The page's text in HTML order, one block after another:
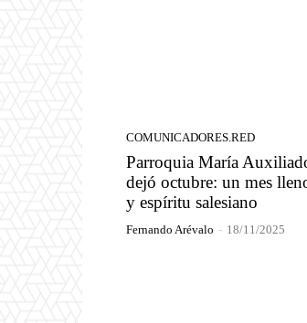
COMUNICADORES.RED
Parroquia María
dejó octubre: un mes
y espíritu salesiano
Fernando Arévalo - 18/11/2025